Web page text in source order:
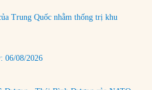
Trung Quốc nhằm thống trị khu
06/08/2026